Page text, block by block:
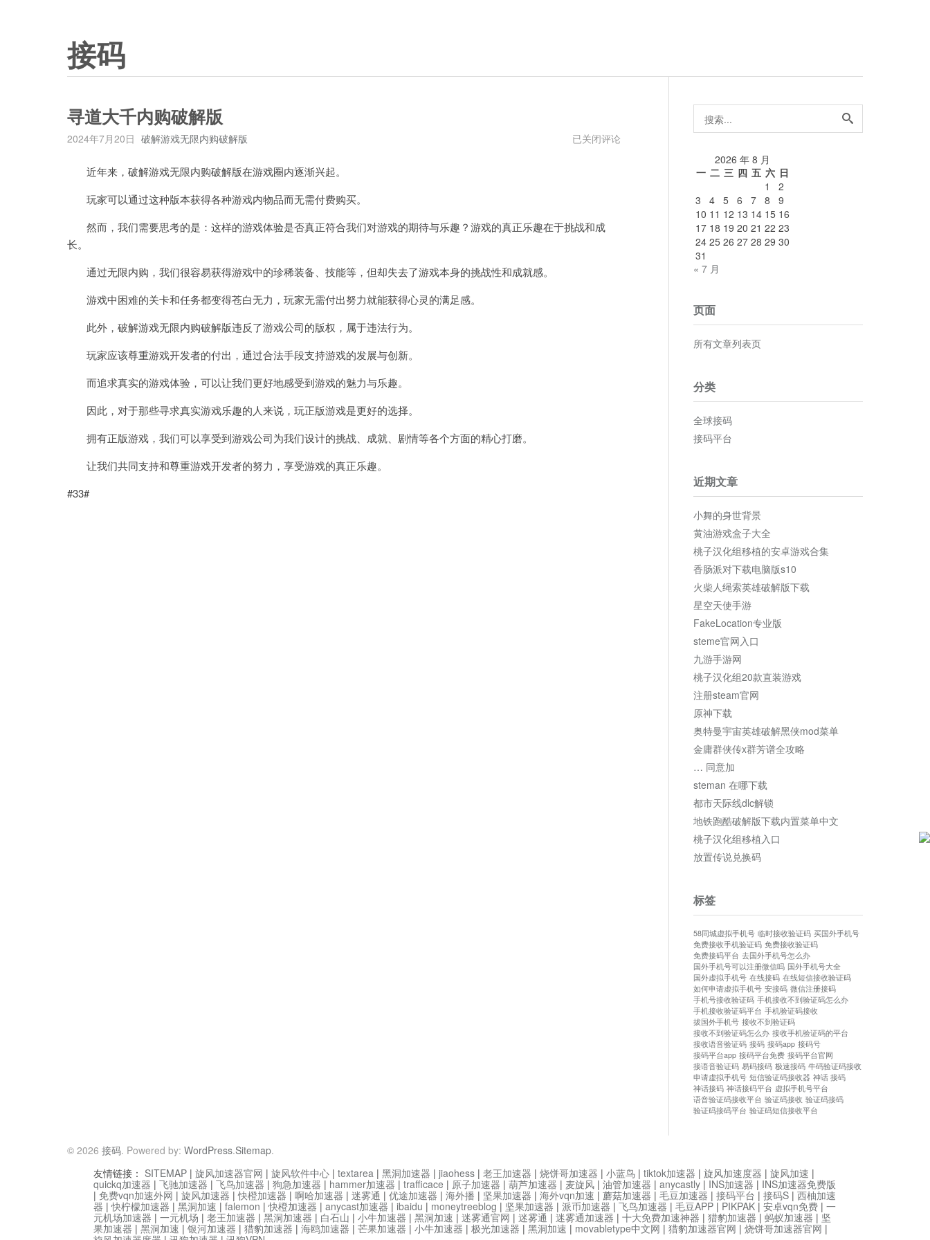
接码
寻道大千内购破解版
2024年7月20日 破解游戏无限内购破解版
寻
版
已关闭评论
近年来，破解游戏无限内购破解版在游戏圈内逐渐兴起。
玩家可以通过这种版本获得各种游戏内物品而无需付费购买。
然而，我们需要思考的是：这样的游戏体验是否真正符合我们对游戏的期待与乐趣？游戏的真正乐趣在于挑战和成
长。
通过无限内购，我们很容易获得游戏中的珍稀装备、技能等，但却失去了游戏本身的挑战性和成就感。
游戏中困难的关卡和任务都变得苍白无力，玩家无需付出努力就能获得心灵的满足感。
此外，破解游戏无限内购破解版违反了游戏公司的版权，属于违法行为。
玩家应该尊重游戏开发者的付出，通过合法手段支持游戏的发展与创新。
而追求真实的游戏体验，可以让我们更好地感受到游戏的魅力与乐趣。
因此，对于那些寻求真实游戏乐趣的人来说，玩正版游戏是更好的选择。
拥有正版游戏，我们可以享受到游戏公司为我们设计的挑战、成就、剧情等各个方面的精心打磨。
让我们共同支持和尊重游戏开发者的努力，享受游戏的真正乐趣。
#33#
搜
索...
2026 年 8 月
一 二 三 四 五 六 日
1
2
3
4 5 6 7 8
9
10 11 12 13 14 15 16
17 18 19 20 21 22 23
24 25 26 27 28 29 30
31
« 7 月
页面
所有文章列表页
分类
全球接码
接码平台
近期文章
小舞的身世背景
黄油游戏盒子大全
桃子汉化组移植的安卓游戏合集
香肠派对下载电脑版s10
火柴人绳索英雄破解版下载
星空天使手游
FakeLocation专业版
steme官网入口
九游手游网
桃子汉化组20款直装游戏
注册steam官网
原神下载
奥特曼宇宙英雄破解黑侠mod菜单
金庸群侠传x群芳谱全攻略
… 同意加
steman 在哪下载
都市天际线dlc解锁
地铁跑酷破解版下载内置菜单中文
桃子汉化组移植入口
放置传说兑换码
标签
58同城虚拟手机号 临时接收验证码 买国外手机号
免费接收手机验证码 免费接收验证码
免费接码平台 去国外手机号怎么办
国外手机号可以注册微信吗 国外手机号大全
国外虚拟手机号 在线接码 在线短信接收验证码
如何申请虚拟手机号 安接码 微信注册接码
手机号接收验证码 手机接收不到验证码怎么办
手机接收验证码平台 手机验证码接收
拔国外手机号 接收不到验证码
接收不到验证码怎么办 接收手机验证码的平台
接收语音验证码 接码 接码app 接码号
接码平台app 接码平台免费 接码平台官网
接语音验证码 易码接码 极速接码 牛码验证码接收
申请虚拟手机号 短信验证码接收器 神话 接码
神话接码 神话接码平台 虚拟手机号平台
语音验证码接收平台 验证码接收 验证码接码
验证码接码平台 验证码短信接收平台
© 2026 接码. Powered by: WordPress.Sitemap.
友情链接： SITEMAP | 旋风加速器官网 | 旋风软件中心 | textarea | 黑洞加速器 | jiaohess | 老王加速器 | 烧饼哥加速器 | 小蓝鸟 | tiktok加速器 | 旋风加速度器 | 旋风加速 |
quickq加速器 | 飞驰加速器 | 飞鸟加速器 | 狗急加速器 | hammer加速器 | trafficace | 原子加速器 | 葫芦加速器 | 麦旋风 | 油管加速器 | anycastly | INS加速器 | INS加速器免费版
| 免费vqn加速外网 | 旋风加速器 |快橙加速器 | 啊哈加速器 | 迷雾通 | 优途加速器 | 海外播 | 坚果加速器 | 海外vqn加速 | 蘑菇加速器 | 毛豆加速器 | 接码平台 | 接码S | 西柚加速
器 |快柠檬加速器 | 黑洞加速 | falemon |快橙加速器 | anycast加速器 | ibaidu | moneytreeblog | 坚果加速器 | 派币加速器 | 飞鸟加速器 | 毛豆APP | PIKPAK | 安卓vqn免费 | 一
元机场加速器 | 一元机场 | 老王加速器 | 黑洞加速器 | 白石山 | 小牛加速器 | 黑洞加速 | 迷雾通官网 | 迷雾通 | 迷雾通加速器 | 十大免费加速神器 | 猎豹加速器 | 蚂蚁加速器 | 坚
果加速器 | 黑洞加速 | 银河加速器 | 猎豹加速器 | 海鸥加速器 | 芒果加速器 | 小牛加速器 | 极光加速器 | 黑洞加速 | movabletype中文网 | 猎豹加速器官网 | 烧饼哥加速器官网 |